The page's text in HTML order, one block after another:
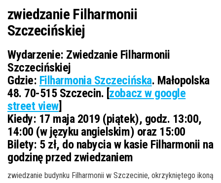
zwiedzanie Filharmonii
Szczecińskiej
Wydarzenie: Zwiedzanie Filharmonii
Szczecińskiej
Gdzie: Filharmonia Szczecińska. Małopolska
48. 70-515 Szczecin. [zobacz w google
street view]
Kiedy: 17 maja 2019 (piątek), godz. 13:00,
14:00 (w języku angielskim) oraz 15:00
Bilety: 5 zł, do nabycia w kasie Filharmonii na
godzinę przed zwiedzaniem
zwiedzanie budynku Filharmonii w Szczecinie, okrzykniętego ikoną